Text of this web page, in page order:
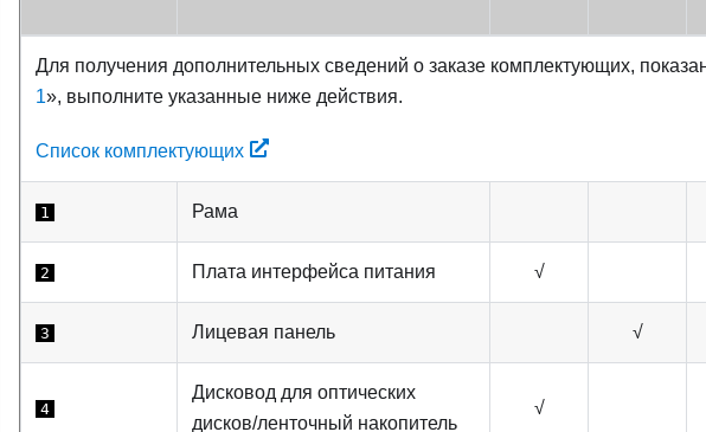
Для получения дополнительных сведений о заказе комплектующих,
1», выполните указанные ниже действия.
Список комплектующих
1 Рама
2 Плата интерфейса питания √
3 Лицевая панель √
4
Дисковод для оптических
дисков/ленточный накопитель
√